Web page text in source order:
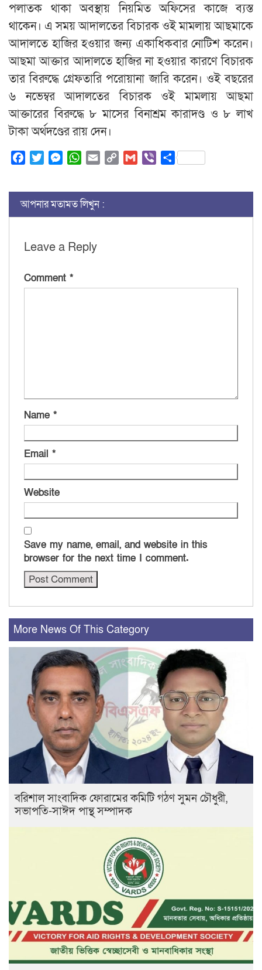
পলাতক থাকা অবস্থায় নিয়মিত অফিসের কাজে ব্যস্ত
থাকেন। এ সময় আদালতের বিচারক ওই মামলায় আছমাকে
আদালতে হাজির হওয়ার জন্য একাধিকবার নোটিশ করেন।
আছমা আক্তার আদালতে হাজির না হওয়ার কারণে বিচারক
তার বিরুদ্ধে গ্রেফতারি পরোয়ানা জারি করেন। ওই বছরের
৬ নভেম্বর আদালতের বিচারক ওই মামলায় আছমা
আক্তারের বিরুদ্ধে ৮ মাসের বিনাশ্রম কারাদণ্ড ও ৮ লাখ
টাকা অর্থদণ্ডের রায় দেন।
FacebookTwitterMessenger
WhatsApp
Email Copy
Gmail ViberShare
আপনার মতামত লিখুন :
Leave a Reply
Comment *
Name *
Email *
Website
Save my name, email, and website in this
browser for the next time I comment.
More News Of This Category
বরিশাল সাংবাদিক ফোরামের কমিটি গঠণ সুমন চৌধুরী,
সভাপতি-সাঈদ পান্থ সম্পাদক